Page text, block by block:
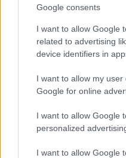
Google consents
I want to allow Google
related to advertising
device identifiers in
I want to allow my
Google for online
I want to allow Google
personalized
I want to allow Google
iskolához, a
előfizetéses
vásárlás, így nem kell
Verhetetlen
MS Office 2024
MS Office 2019